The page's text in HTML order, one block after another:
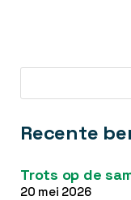
Recente
Trots op de
20 mei 2026